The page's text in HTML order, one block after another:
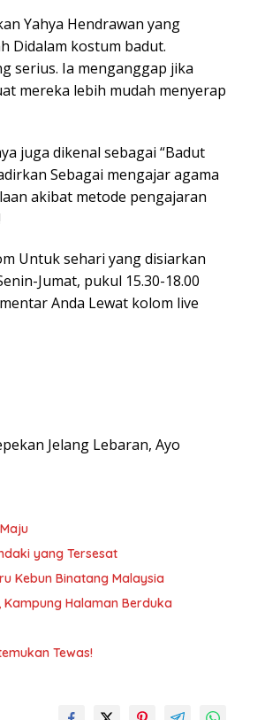
Yahya Hendrawan yang
Didalam kostum badut.
serius. Ia menganggap jika
mereka lebih mudah menyerap
juga dikenal sebagai “Badut
Sebagai mengajar agama
akibat metode pengajaran
Untuk sehari yang disiarkan
Jumat, pukul 15.30-18.00
Anda Lewat kolom live
Jelang Lebaran, Ayo
yang Tersesat
Kebun Binatang Malaysia
Kampung Halaman Berduka
Tewas!